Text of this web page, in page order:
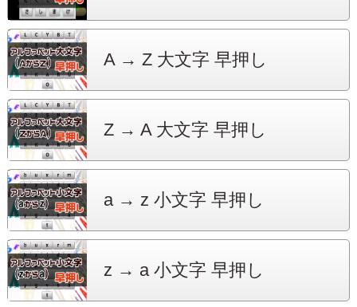
A → Z 大文字 早押し
Z → A 大文字 早押し
a → z 小文字 早押し
z → a 小文字 早押し